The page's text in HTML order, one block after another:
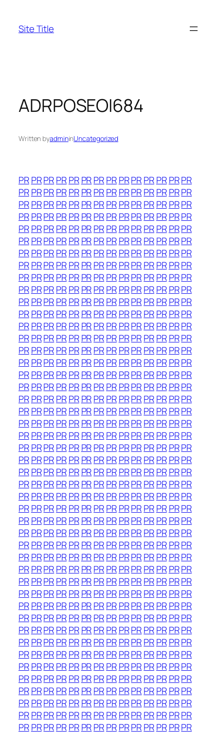
content
Site Title
ADRPOSEOI684
Written byadmininUncategorized
PRPRPRPRPR PRPRPRPRPRPRPR PRPR
PRPRPRPRPR PRPRPRPRPRPRPR PRPR
PRPRPRPRPR PRPRPRPRPRPRPR PRPR
PRPRPRPRPR PRPRPRPRPRPRPR PRPR
PRPRPRPRPR PRPRPRPRPRPRPR PRPR
PRPRPRPRPR PRPRPRPRPRPRPR PRPR
PRPRPRPRPR PRPRPRPRPRPRPR PRPR
PRPRPRPRPR PRPRPRPRPRPRPR PRPR
PRPRPRPRPR PRPRPRPRPRPRPR PRPR
PRPRPRPRPR PRPRPRPRPRPRPR PRPR
PRPRPRPRPR PRPRPRPRPRPRPR PRPR
PRPRPRPRPR PRPRPRPRPRPRPR PRPR
PRPRPRPRPR PRPRPRPRPRPRPR PRPR
PRPRPRPRPR PRPRPRPRPRPRPR PRPR
PRPRPRPRPR PRPRPRPRPRPRPR PRPR
PRPRPRPRPR PRPRPRPRPRPRPR PRPR
PRPRPRPRPR PRPRPRPRPRPRPR PRPR
PRPRPRPRPR PRPRPRPRPRPRPR PRPR
PRPRPRPRPR PRPRPRPRPRPRPR PRPR
PRPRPRPRPR PRPRPRPRPRPRPR PRPR
PRPRPRPRPR PRPRPRPRPRPRPR PRPR
PRPRPRPRPR PRPRPRPRPRPRPR PRPR
PRPRPRPRPR PRPRPRPRPRPRPR PRPR
PRPRPRPRPR PRPRPRPRPRPRPR PRPR
PRPRPRPRPR PRPRPRPRPRPRPR PRPR
PRPRPRPRPR PRPRPRPRPRPRPR PRPR
PRPRPRPRPR PRPRPRPRPRPRPR PRPR
PRPRPRPRPR PRPRPRPRPRPRPR PRPR
PRPRPRPRPR PRPRPRPRPRPRPR PRPR
PRPRPRPRPR PRPRPRPRPRPRPR PRPR
PRPRPRPRPR PRPRPRPRPRPRPR PRPR
PRPRPRPRPR PRPRPRPRPRPRPR PRPR
PRPRPRPRPR PRPRPRPRPRPRPR PRPR
PRPRPRPRPR PRPRPRPRPRPRPR PRPR
PRPRPRPRPR PRPRPRPRPRPRPR PRPR
PRPRPRPRPR PRPRPRPRPRPRPR PRPR
PRPRPRPRPR PRPRPRPRPRPRPR PRPR
PRPRPRPRPR PRPRPRPRPRPRPR PRPR
PRPRPRPRPR PRPRPRPRPRPRPR PRPR
PRPRPRPRPR PRPRPRPRPRPRPR PRPR
PRPRPRPRPR PRPRPRPRPRPRPR PRPR
PRPRPRPRPR PRPRPRPRPRPRPR PRPR
PRPRPRPRPR PRPRPRPRPRPRPR PRPR
PRPRPRPRPR PRPRPRPRPRPRPR PRPR
PRPRPRPRPR PRPRPRPRPRPRPR PRPR
PRPRPRPRPR PRPRPRPRPRPRPR PRPR